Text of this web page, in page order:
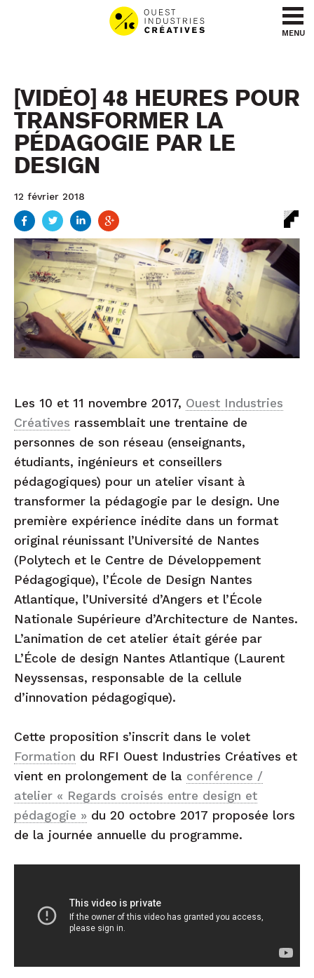
Aller au menu
Aller au contenu
MENU
[VIDÉO] 48 HEURES POUR
TRANSFORMER LA
PÉDAGOGIE PAR LE
DESIGN
12 février 2018
Les 10 et 11 novembre 2017, Ouest Industries
Créatives rassemblait une trentaine de
personnes de son réseau (enseignants,
étudiants, ingénieurs et conseillers
pédagogiques) pour un atelier visant à
transformer la pédagogie par le design. Une
première expérience inédite dans un format
original réunissant l’Université de Nantes
(Polytech et le Centre de Développement
Pédagogique), l’École de Design Nantes
Atlantique, l’Université d’Angers et l’École
Nationale Supérieure d’Architecture de Nantes.
L’animation de cet atelier était gérée par
L’École de design Nantes Atlantique (Laurent
Neyssensas, responsable de la cellule
d’innovation pédagogique).
Cette proposition s’inscrit dans le volet
Formation du RFI Ouest Industries Créatives et
vient en prolongement de la conférence /
atelier « Regards croisés entre design et
pédagogie » du 20 octobre 2017 proposée lors
de la journée annuelle du programme.